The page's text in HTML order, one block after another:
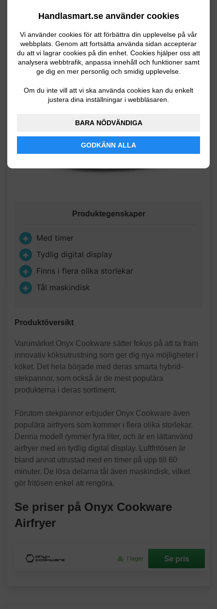
Handlasmart.se använder cookies
Vi använder cookies för att förbättra din upplevelse på vår
webbplats. Genom att fortsätta använda sidan accepterar
du att vi lagrar cookies på din enhet. Cookies hjälper oss att
analysera webbtrafik, anpassa innehåll och funktioner samt
ge dig en mer personlig och smidig upplevelse.
Om du inte vill att vi ska använda cookies kan du enkelt
justera dina inställningar i webbläsaren.
BARA NÖDVÄNDIGA
GODKÄNN ALLA
Produktegenskaper
Med timer
Tydlig digital display
Finns i flera olika storlekar
Tål maskindisk
Produktöversikt
Varumärket Onyx Cookware sätter fokus på att ta fram
innovativ köksutrustning som ger dig nya möjligheter i
köket. Det hela började med deras smarta hybrid-
stekpannor, som också är de mest populära
produkterna i deras sortiment.
Förutom stekpannor erbjuder Onyx Cookware även
populära airfryers som kommer i flera olika storlekar.
Denna modell rymmer fyra liter, och är en lättanvänd
airfryer med en tydlig digital display. Luftfritösen är
bland annat utrustad med en timer på upp till 60
minuter. De lösa delarna tål även maskindisk, vilket
gör fritösen enkel att rengöra.
Se priser på Onyx Cookware
Airfryer
I lager Se pris